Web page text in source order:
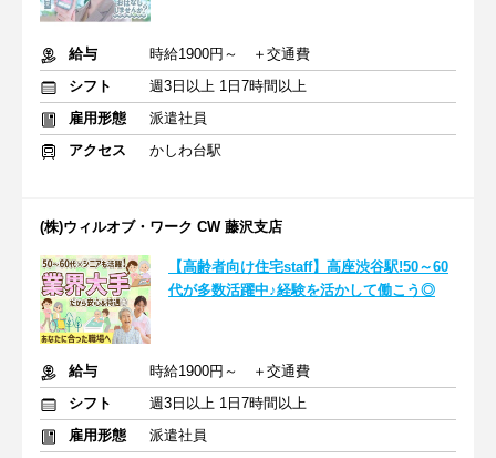
給与
時給1900円～ ＋交通費
シフト
週3日以上 1日7時間以上
雇用形態
派遣社員
アクセス
かしわ台駅
(株)ウィルオブ・ワーク CW 藤沢支店
【高齢者向け住宅staff】高座渋谷駅!50～60
代が多数活躍中♪経験を活かして働こう◎
給与
時給1900円～ ＋交通費
シフト
週3日以上 1日7時間以上
雇用形態
派遣社員